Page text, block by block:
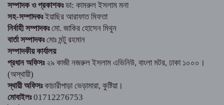
সম্পাদক ও প্রকাশকঃডা: কামরুল ইসলাম মনা
সহ-সম্পাদকঃইয়াছির আরাফাত মিফতা
নির্বাহী সম্পাদকঃমো. জাকির হোসেন মিথুন
বার্তা সম্পাদকঃমোঃ মন্টু রহমান
সম্পাদকীয় কার্যালয়
প্রধান অফিসঃ২৯ কাজী নজরুল ইসলাম এভিনিউ, বাংলা মটর, ঢাকা ১০০০।
(অস্থায়ী)
স্থায়ী অফিসঃকাচারীপাড়া ভেড়ামারা, কুষ্টিয়া।
মোবাইলঃ01712276753